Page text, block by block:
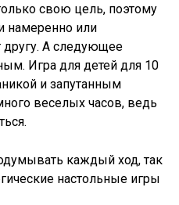
свою цель, поэтому
намеренно или
А следующее
Игра для детей для 10
и запутанным
веселых часов, ведь
каждый ход, так
настольные игры